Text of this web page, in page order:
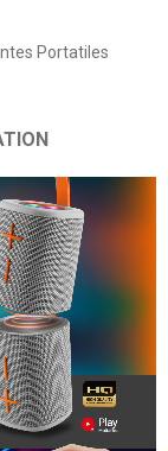
Portatiles